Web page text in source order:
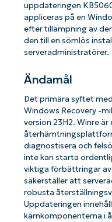
uppdateringen
appliceras på en
efter tillämpning av
den till en sömlös
serveradministratörer.
Ändamål
Det primära syftet
Windows Recovery -
version 23H2. Winre är
diagnostisera och
inte kan starta
viktiga förbättringar
säkerställer att
robusta
Uppdateringen
kärnkomponenterna i